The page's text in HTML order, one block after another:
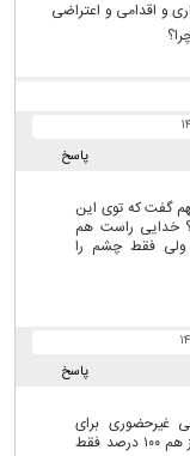
و اقدامی و اعتراضی
پاسخ
روزی بهم گفت که توی این
خدایی راست هم
فقط چشم را
پاسخ
میلیون تومانی غیرحضوری برای
بازنشستگان و مستمری بگیران بانک رفاه / و باز هم ۱۰۰ درصد فقط